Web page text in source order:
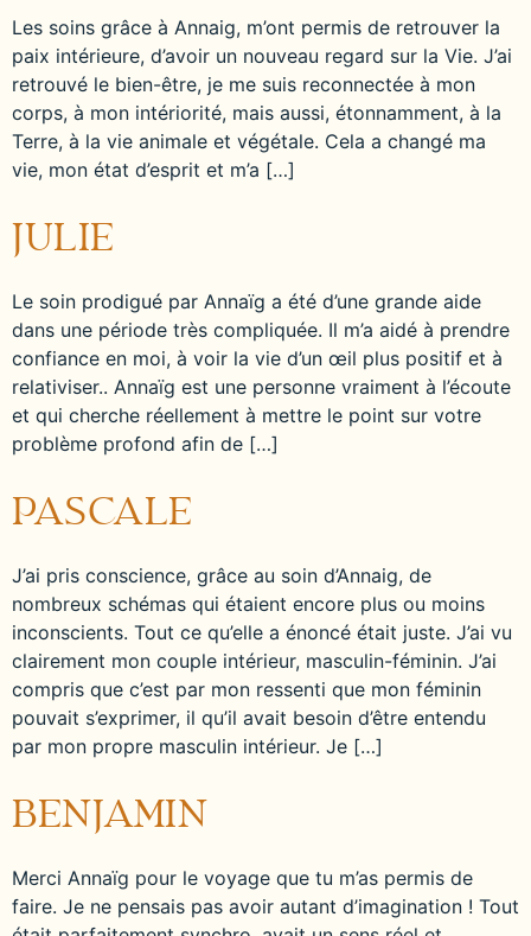
Les soins grâce à Annaig, m’ont permis de retrouver la
paix intérieure, d’avoir un nouveau regard sur la Vie. J’ai
retrouvé le bien-être, je me suis reconnectée à mon
corps, à mon intériorité, mais aussi, étonnamment, à la
Terre, à la vie animale et végétale. Cela a changé ma
vie, mon état d’esprit et m’a […]
JULIE
Le soin prodigué par Annaïg a été d’une grande aide
dans une période très compliquée. Il m’a aidé à prendre
confiance en moi, à voir la vie d’un œil plus positif et à
relativiser.. Annaïg est une personne vraiment à l’écoute
et qui cherche réellement à mettre le point sur votre
problème profond afin de […]
PASCALE
J’ai pris conscience, grâce au soin d’Annaig, de
nombreux schémas qui étaient encore plus ou moins
inconscients. Tout ce qu’elle a énoncé était juste. J’ai vu
clairement mon couple intérieur, masculin-féminin. J’ai
compris que c’est par mon ressenti que mon féminin
pouvait s’exprimer, il qu’il avait besoin d’être entendu
par mon propre masculin intérieur. Je […]
BENJAMIN
Merci Annaïg pour le voyage que tu m’as permis de
faire. Je ne pensais pas avoir autant d’imagination ! Tout